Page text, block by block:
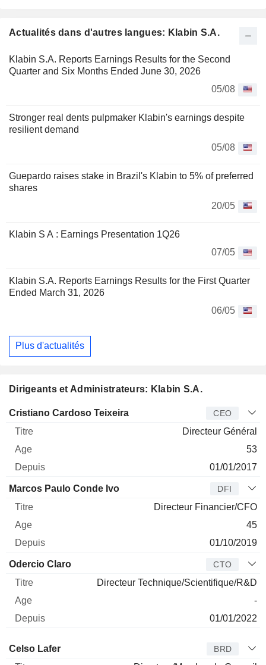
Actualités dans d'autres langues: Klabin S.A.
Klabin S.A. Reports Earnings Results for the Second
Quarter and Six Months Ended June 30, 2026
05/08
Stronger real dents pulpmaker Klabin's earnings despite
resilient demand
05/08
Guepardo raises stake in Brazil's Klabin to 5% of preferred
shares
20/05
Klabin S A : Earnings Presentation 1Q26
07/05
Klabin S.A. Reports Earnings Results for the First Quarter
Ended March 31, 2026
06/05
Plus d'actualités
Dirigeants et Administrateurs: Klabin S.A.
Dirigeant Titre Age Depuis
Cristiano Cardoso Teixeira CEO
Directeur Général
53
01/01/2017
Marcos Paulo Conde Ivo DFI
Directeur Financier/CFO
45
01/10/2019
Odercio Claro CTO
Directeur Technique/Scientifique/R&D
-
01/01/2022
Administrateur
Celso Lafer BRD